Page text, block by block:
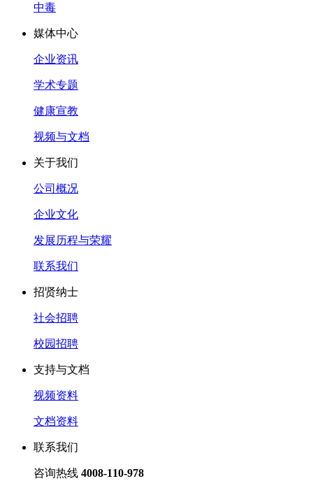
中毒
媒体中心
企业资讯
学术专题
健康宣教
视频与文档
关于我们
公司概况
企业文化
发展历程与荣耀
联系我们
招贤纳士
社会招聘
校园招聘
支持与文档
视频资料
文档资料
联系我们
咨询热线 4008-110-978